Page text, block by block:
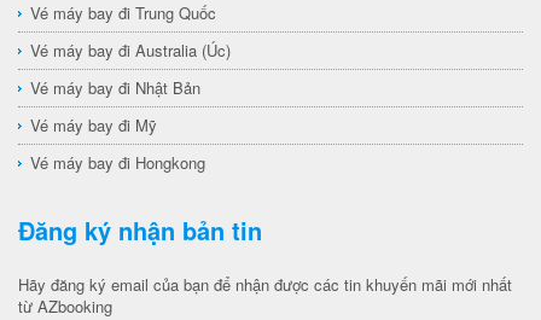
Vé máy bay đi Trung Quốc
Vé máy bay đi Australia (Úc)
Vé máy bay đi Nhật Bản
Vé máy bay đi Mỹ
Vé máy bay đi Hongkong
Đăng ký nhận bản tin
Hãy đăng ký email của bạn để nhận được các tin khuyến mãi mới nhất
từ AZbooking